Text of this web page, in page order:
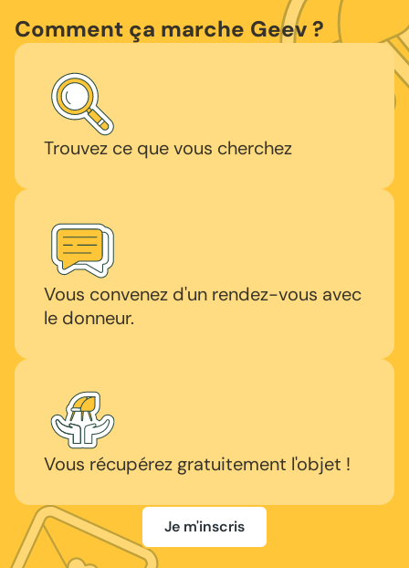
Comment ça marche Geev ?
Trouvez ce que vous cherchez
Vous convenez d'un rendez-vous avec
le donneur.
Vous récupérez gratuitement l'objet !
Je m'inscris